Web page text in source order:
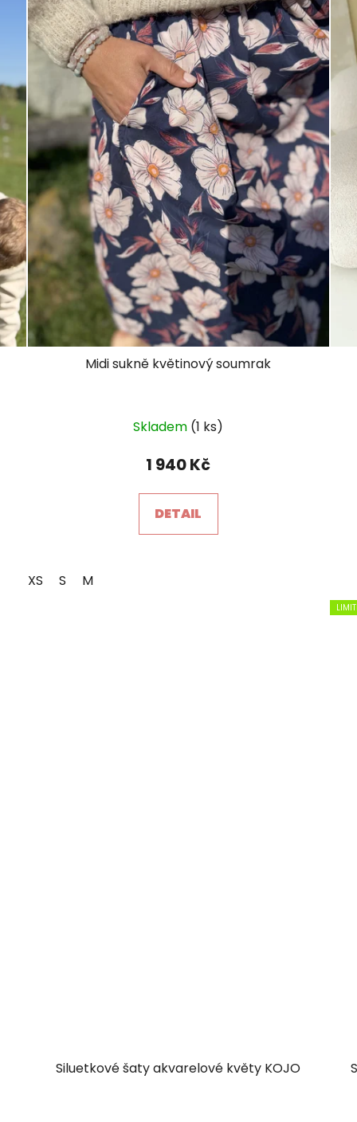
Midi sukně květinový soumrak
Skladem (1 ks)
1 940 Kč
DETAIL
XS S M
Siluetkové šaty akvarelové květy KOJO